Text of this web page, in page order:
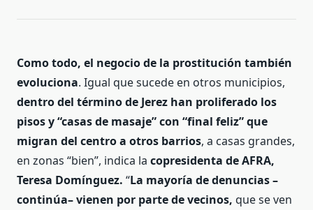
Como todo, el negocio de la prostitución también
evoluciona. Igual que sucede en otros municipios,
dentro del término de Jerez han proliferado los
pisos y “casas de masaje” con “final feliz” que
migran del centro a otros barrios, a casas grandes,
en zonas “bien”, indica la copresidenta de AFRA,
Teresa Domínguez. “La mayoría de denuncias –
continúa– vienen por parte de vecinos, que se ven